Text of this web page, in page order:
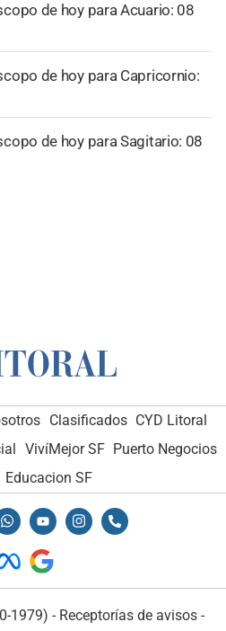
de hoy para Acuario: 08
de hoy para Capricornio:
de hoy para Sagitario: 08
Clasificados CYD Litoral
VivíMejor SF Puerto Negocios
Educacion SF
1979) - Receptorías de avisos -